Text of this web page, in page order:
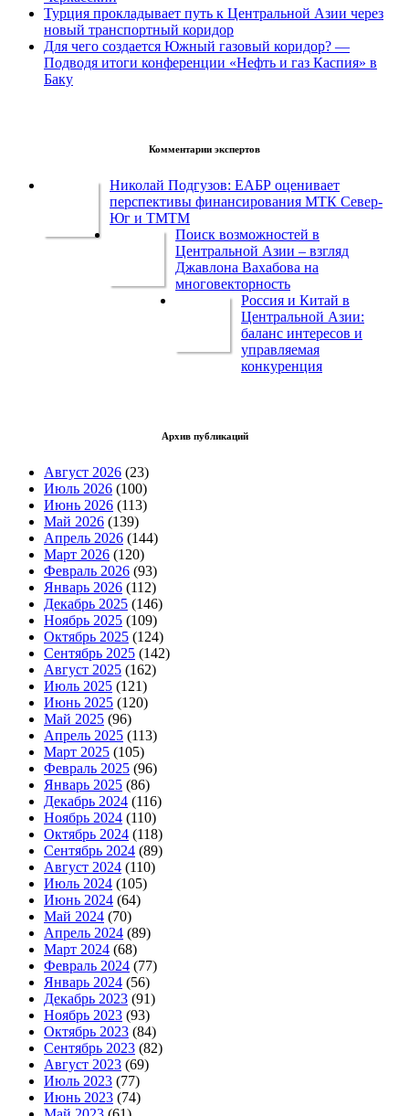
Турция прокладывает путь к Центральной Азии через
новый транспортный коридор
Для чего создается Южный газовый коридор? —
Подводя итоги конференции «Нефть и газ Каспия» в
Баку
Комментарии экспертов
Николай Подгузов: ЕАБР оценивает
перспективы финансирования МТК Север-
Юг и ТМТМ
Поиск возможностей в
Центральной Азии – взгляд
Джавлона Вахабова на
многовекторность
Россия и Китай в
Центральной Азии:
баланс интересов и
управляемая
конкуренция
Архив публикаций
Август 2026 (23)
Июль 2026 (100)
Июнь 2026 (113)
Май 2026 (139)
Апрель 2026 (144)
Март 2026 (120)
Февраль 2026 (93)
Январь 2026 (112)
Декабрь 2025 (146)
Ноябрь 2025 (109)
Октябрь 2025 (124)
Сентябрь 2025 (142)
Август 2025 (162)
Июль 2025 (121)
Июнь 2025 (120)
Май 2025 (96)
Апрель 2025 (113)
Март 2025 (105)
Февраль 2025 (96)
Январь 2025 (86)
Декабрь 2024 (116)
Ноябрь 2024 (110)
Октябрь 2024 (118)
Сентябрь 2024 (89)
Август 2024 (110)
Июль 2024 (105)
Июнь 2024 (64)
Май 2024 (70)
Апрель 2024 (89)
Март 2024 (68)
Февраль 2024 (77)
Январь 2024 (56)
Декабрь 2023 (91)
Ноябрь 2023 (93)
Октябрь 2023 (84)
Сентябрь 2023 (82)
Август 2023 (69)
Июль 2023 (77)
Июнь 2023 (74)